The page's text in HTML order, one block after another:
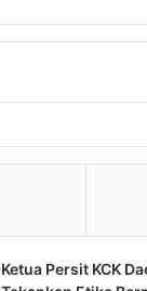
Ketua Persit KCK